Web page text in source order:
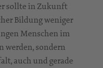
sollte in Zukunft
Bildung weniger
Menschen im
werden, sondern
auch und gerade